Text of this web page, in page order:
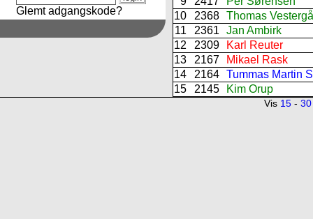
Glemt adgangskode?
10
2368 Thomas
11
2361
Jan Ambirk
12
2309
Karl Reuter
13
2167
Mikael Rask
14
2164 Tummas Martin
15
2145 Kim Orup
Vis 15- 30